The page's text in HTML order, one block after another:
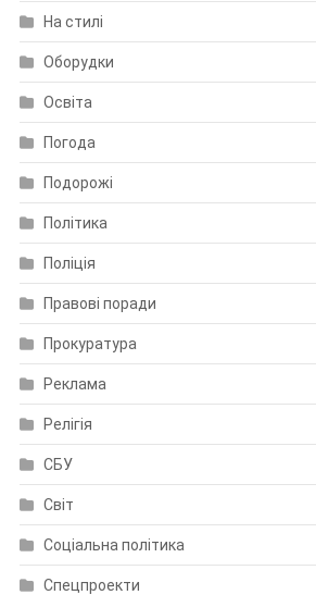
На стилі
Оборудки
Освіта
Погода
Подорожі
Політика
Поліція
Правові поради
Прокуратура
Реклама
Релігія
СБУ
Світ
Соціальна політика
Спецпроекти